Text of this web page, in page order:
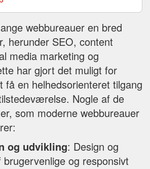
webbureauer en bred
herunder SEO, content
media marketing og
har gjort det muligt for
få en helhedsorienteret tilgang
Nogle af de
som moderne webbureauer
og udvikling: Design og
brugervenlige og responsivt